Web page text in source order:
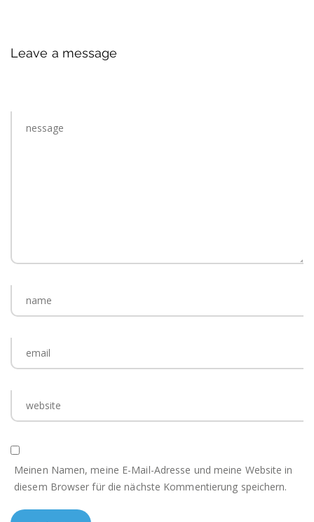
Leave a message
Meinen Namen, meine E-Mail-Adresse und meine Website in
diesem Browser für die nächste Kommentierung speichern.